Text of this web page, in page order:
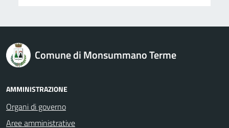
logo Unione Europea
Comune di Monsummano Terme
AMMINISTRAZIONE
Organi di governo
Aree amministrative